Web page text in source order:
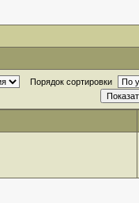
Порядок сортировки